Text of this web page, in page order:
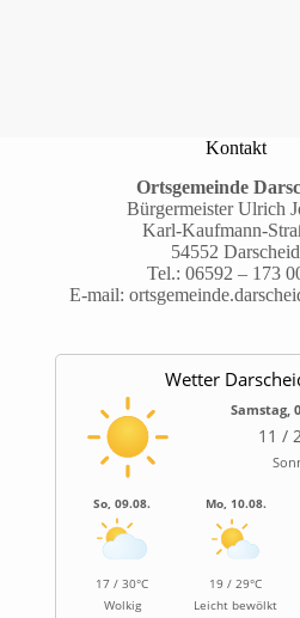
Kontakt
Ortsgemeinde
Bürgermeister Ulrich
Karl-Kaufmann-
54552 Darscheid
Tel.:06592 – 173
E-mail:
Wetter
Samstag,
11 /
So, 09.08.
17 / 30°C
Wolkig
Mo, 10.08.
19 / 29°C
Leicht bewölkt